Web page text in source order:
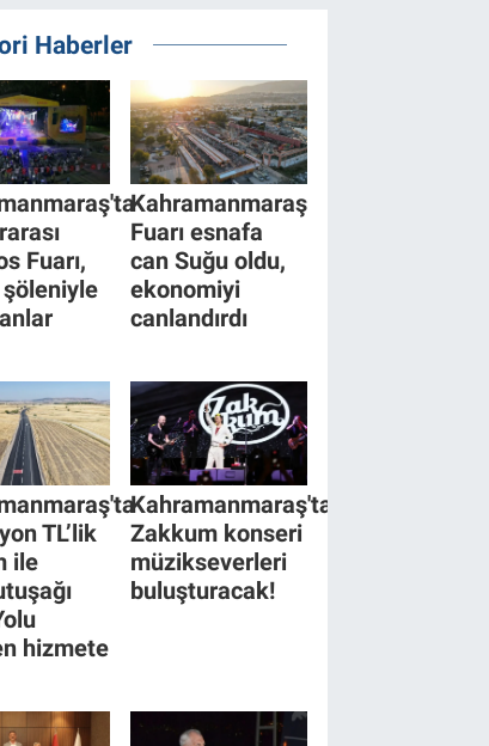
Haberler
Fuarı,
Kahramanmaraş
Fuarı esnafa
can Suğu oldu,
ekonomiyi
canlandırdı
TL’lik
ile
hizmete
Kahramanmaraş'ta
Zakkum konseri
müzikseverleri
buluşturacak!